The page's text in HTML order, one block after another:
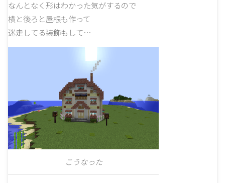
なんとなく形はわかった気がするので
横と後ろと屋根も作って
迷走してる装飾もして…
こうなった